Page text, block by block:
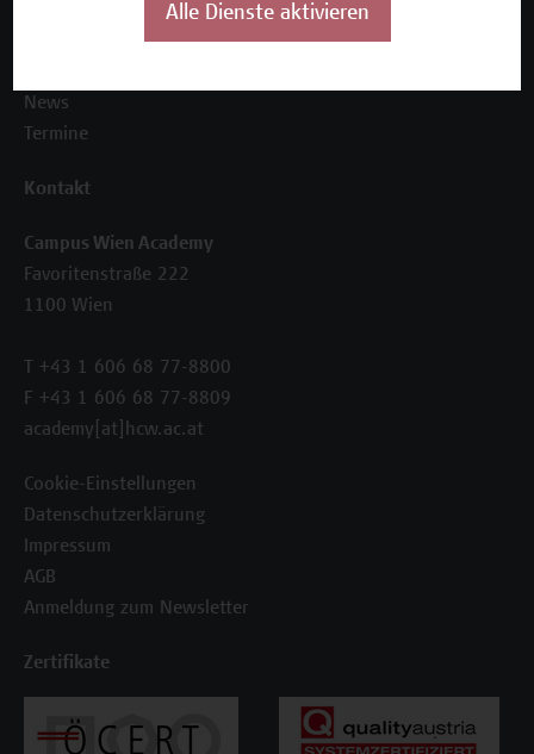
Die Campus Wien Academy
Referenzen und Partner*innen
News
Termine
Kontakt
Campus Wien Academy
Favoritenstraße 222
1100 Wien
T +43 1 606 68 77-8800
F +43 1 606 68 77-8809
academy[at]hcw.ac.at
Cookie-Einstellungen
Datenschutzerklärung
Impressum
AGB
Anmeldung zum Newsletter
Zertifikate
Alle Dienste aktivieren